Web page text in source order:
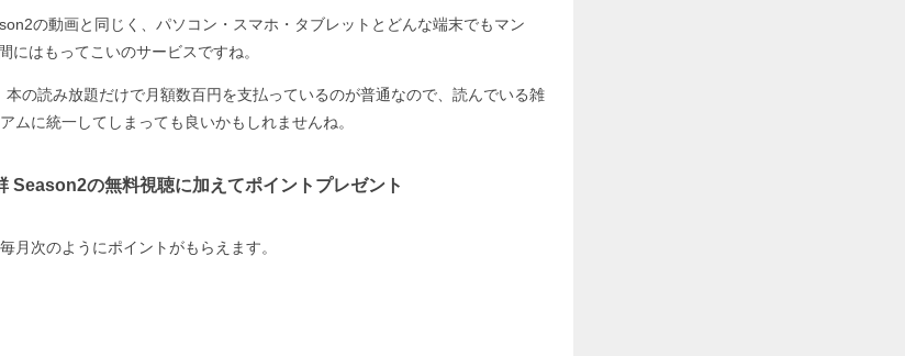
の動画と同じく、パソコン・スマホ・タブレットとどんな端末でもマン
にはもってこいのサービスですね。
の読み放題だけで月額数百円を支払っているのが普通なので、読んでいる雑
ムに統一してしまっても良いかもしれませんね。
Season2の無料視聴に加えてポイントプレゼント
月次のようにポイントがもらえます。